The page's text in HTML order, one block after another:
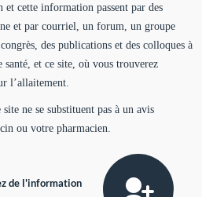
cette information passent par des
et par courriel, un forum, un groupe
des publications et des colloques à
santé, et ce site, où vous trouverez
l’allaitement.
ne se substituent pas à un avis
ou votre pharmacien.
de l'information